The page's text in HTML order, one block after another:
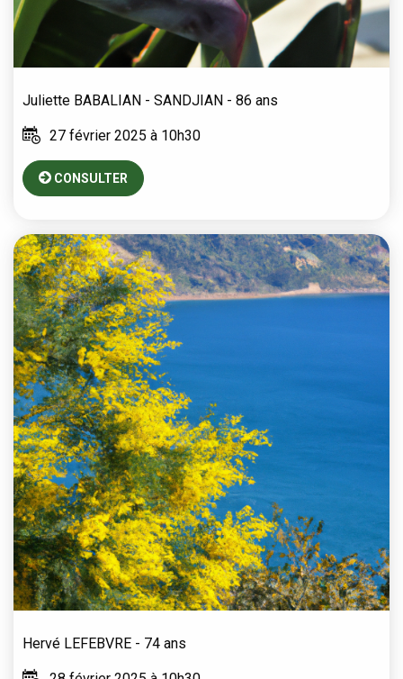
Juliette BABALIAN - SANDJIAN - 86 ans
27 février 2025 à 10h30
CONSULTER
Hervé LEFEBVRE - 74 ans